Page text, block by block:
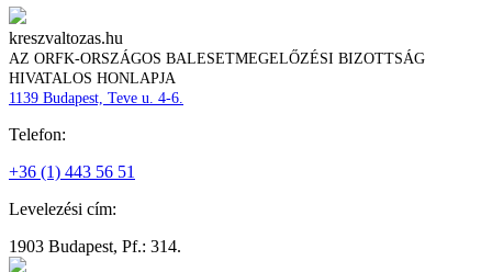
kreszvaltozas.hu
AZ ORFK-ORSZÁGOS BALESETMEGELŐZÉSI BIZOTTSÁG
HIVATALOS HONLAPJA
1139 Budapest, Teve u. 4-6.
Telefon:
+36 (1) 443 56 51
Levelezési cím:
1903 Budapest, Pf.: 314.